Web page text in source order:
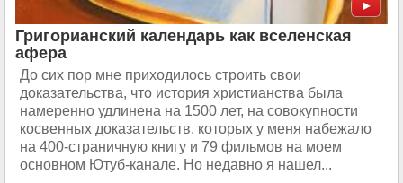
Григорианский календарь как вселенская
афера
До сих пор мне приходилось строить свои
доказательства, что история христианства была
намеренно удлинена на 1500 лет, на совокупности
косвенных доказательств, которых у меня набежало
на 400-страничную книгу и 79 фильмов на моем
основном Ютуб-канале. Но недавно я нашел...